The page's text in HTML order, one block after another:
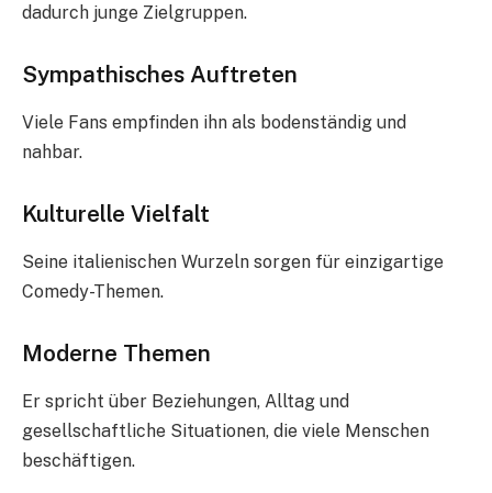
dadurch junge Zielgruppen.
Sympathisches Auftreten
Viele Fans empfinden ihn als bodenständig und
nahbar.
Kulturelle Vielfalt
Seine italienischen Wurzeln sorgen für einzigartige
Comedy-Themen.
Moderne Themen
Er spricht über Beziehungen, Alltag und
gesellschaftliche Situationen, die viele Menschen
beschäftigen.